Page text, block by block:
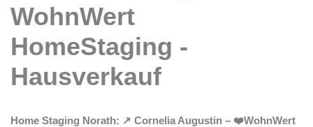
Home Staging Norath: ↗️ Cornelia Augustin – ❤️WohnWert